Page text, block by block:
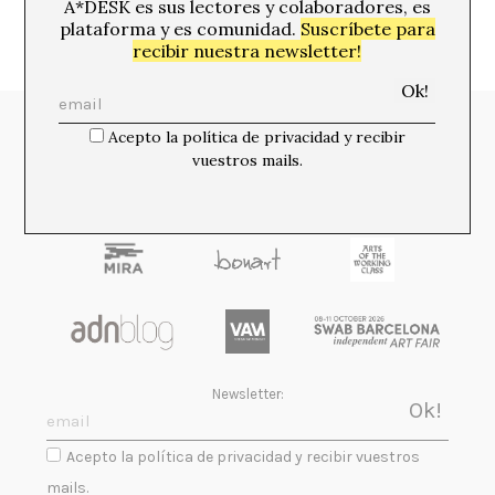
Media Partners:
Newsletter:
Acepto la política de privacidad y recibir vuestros
mails.
A*DESK es sus lectores y colaboradores, es
plataforma y es comunidad. Suscríbete para
recibir nuestra newsletter!
Acepto la política de privacidad y recibir
vuestros mails.